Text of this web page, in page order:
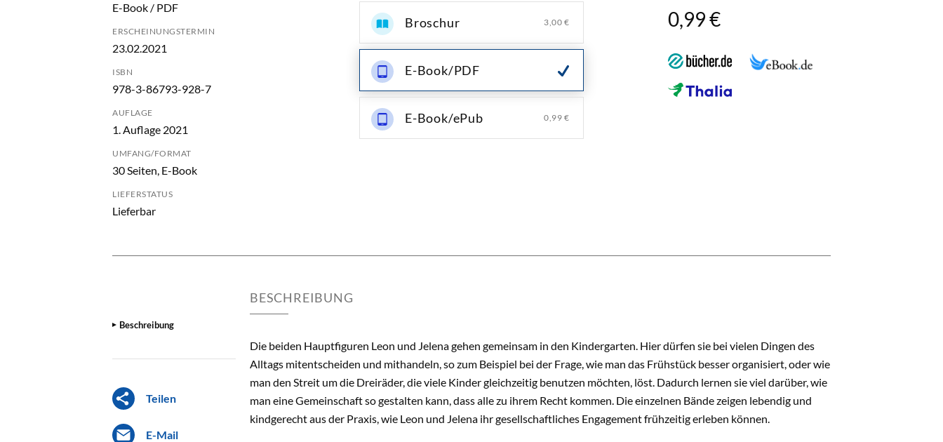
E-Book / PDF
ERSCHEINUNGSTERMIN
23.02.2021
ISBN
978-3-86793-928-7
AUFLAGE
1. Auflage 2021
UMFANG/FORMAT
30 Seiten, E-Book
LIEFERSTATUS
Lieferbar
Broschur 3,00 €
E-Book/PDF
E-Book/ePub 0,99 €
0,99 €
Beschreibung
Teilen
E-Mail
BESCHREIBUNG
Die beiden Hauptfiguren Leon und Jelena gehen gemeinsam in den Kindergarten. Hier dürfen sie bei vielen Dingen des
Alltags mitentscheiden und mithandeln, so zum Beispiel bei der Frage, wie man das Frühstück besser organisiert, oder wie
man den Streit um die Dreiräder, die viele Kinder gleichzeitig benutzen möchten, löst. Dadurch lernen sie viel darüber, wie
man eine Gemeinschaft so gestalten kann, dass alle zu ihrem Recht kommen. Die einzelnen Bände zeigen lebendig und
kindgerecht aus der Praxis, wie Leon und Jelena ihr gesellschaftliches Engagement frühzeitig erleben können.